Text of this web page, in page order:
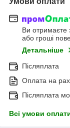
Ви отримаєте
або гроші
Детальніше
Післяплата
Оплата на
Післяплата
Всі умови